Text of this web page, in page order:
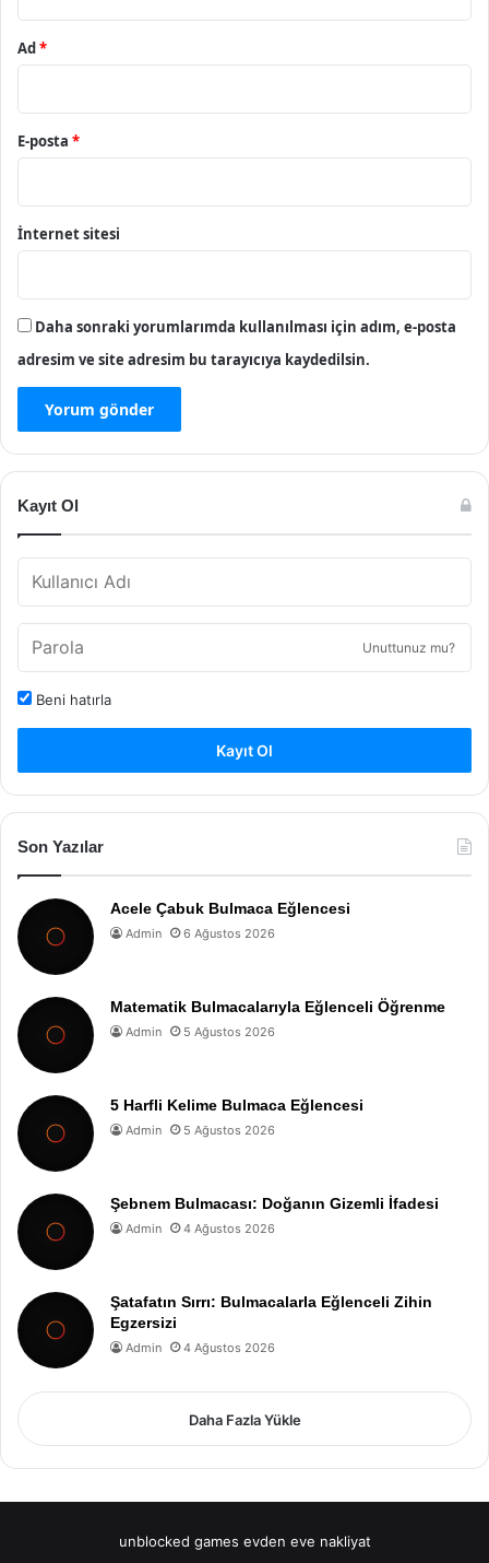
Ad*
E-posta *
İnternet sitesi
Daha sonraki yorumlarımda kullanılması için adım, e-posta
adresim ve site adresim bu tarayıcıya kaydedilsin.
Kayıt Ol
Unuttunuz mu?
Beni hatırla
Kayıt Ol
Son Yazılar
Acele Çabuk Bulmaca Eğlencesi
Admin 6 Ağustos 2026
Matematik Bulmacalarıyla Eğlenceli Öğrenme
Admin 5 Ağustos 2026
5 Harfli Kelime Bulmaca Eğlencesi
Admin 5 Ağustos 2026
Şebnem Bulmacası: Doğanın Gizemli İfadesi
Admin 4 Ağustos 2026
Şatafatın Sırrı: Bulmacalarla Eğlenceli Zihin
Egzersizi
Admin 4 Ağustos 2026
Daha Fazla Yükle
unblocked games evden eve nakliyat